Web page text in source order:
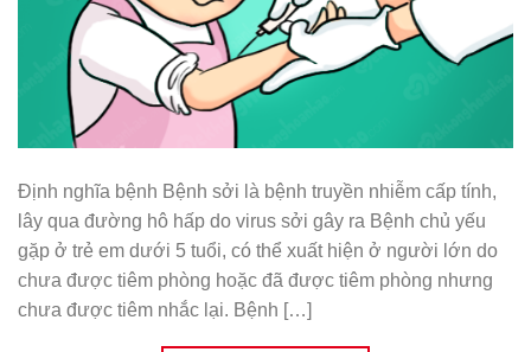
Định nghĩa bệnh Bệnh sởi là bệnh truyền nhiễm cấp tính,
lây qua đường hô hấp do virus sởi gây ra Bệnh chủ yếu
gặp ở trẻ em dưới 5 tuổi, có thể xuất hiện ở người lớn do
chưa được tiêm phòng hoặc đã được tiêm phòng nhưng
chưa được tiêm nhắc lại. Bệnh […]